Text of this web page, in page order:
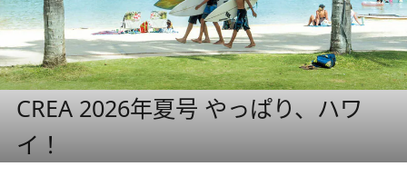
CREA 2026年夏号 やっぱり、ハワ
イ！